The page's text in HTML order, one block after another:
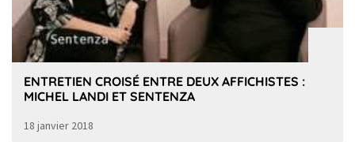
ENTRETIEN CROISÉ ENTRE DEUX AFFICHISTES :
MICHEL LANDI ET SENTENZA
18 janvier 2018